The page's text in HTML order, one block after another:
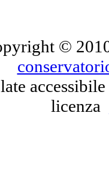
©
accessibile
licenza